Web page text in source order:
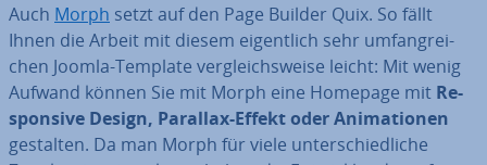
Auch Morph setzt auf den Page Builder Quix. So fällt
Ihnen die Arbeit mit diesem ei­gent­lich sehr um­fang­rei­
chen Joomla-Template ver­gleichs­wei­se leicht: Mit wenig
Aufwand können Sie mit Morph eine Homepage mit Re­
spon­si­ve Design, Parallax-Effekt oder Ani­ma­tio­nen
gestalten. Da man Morph für viele un­ter­schied­li­che